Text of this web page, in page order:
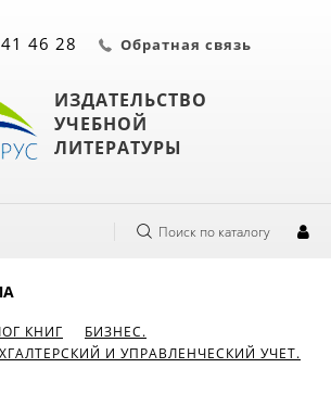
ИЗДАТЕЛЬСТВО
УЧЕБНОЙ
ЛИТЕРАТУРЫ
46 28 Обратная связь
Поиск по каталогу
КНИГ
БИЗНЕС.
И УПРАВЛЕНЧЕСКИЙ УЧЕТ.